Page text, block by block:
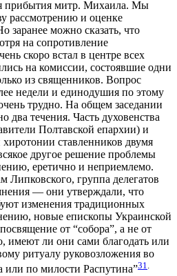
прибытия митр. Михаила. Мы
рассмотрению и оценке
заранее можно сказать, что
на сопротивление
скоро встал в центре всех
на комиссии, состоявшие одни
из священников. Вопрос
недели и единодушия по этому
трудно. На общем заседании
два течения. Часть духовенства
Полтавской епархии) и
ставленников двумя
другое решение проблемы
еретично и неприемлемо.
Липковского, группа делегатов
— они утверждали, что
изменения традиционных
новые епископы Украинской
от “собора”, а не от
имеют ли они сами благодать или
ритуалу руковозложения во
или по милости Распутина”31